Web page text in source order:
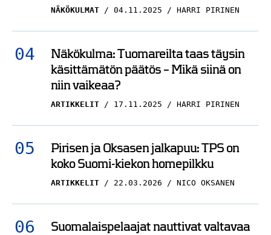
NÄKÖKULMAT 04.11.2025 HARRI PIRINEN
Näkökulma: Tuomareilta taas täysin
käsittämätön päätös – Mikä siinä on
niin vaikeaa?
ARTIKKELIT 17.11.2025 HARRI PIRINEN
Pirisen ja Oksasen jalkapuu: TPS on
koko Suomi-kiekon homepilkku
ARTIKKELIT 22.03.2026 NICO OKSANEN
Suomalaispelaajat nauttivat valtavaa